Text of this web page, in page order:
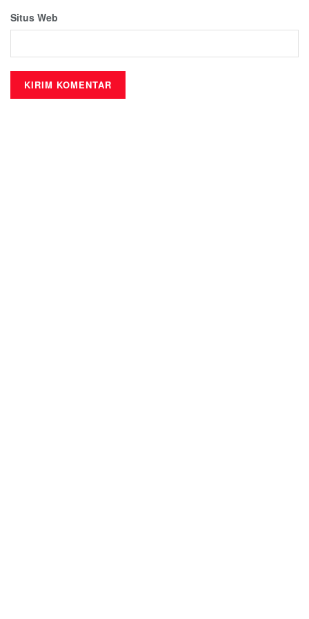
Situs Web